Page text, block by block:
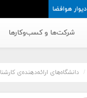
دیوار هوافضا
شرکت‌ها و کسب‌وکار‌ها
دانشگاه‌های ارائه‌دهنده‌ی